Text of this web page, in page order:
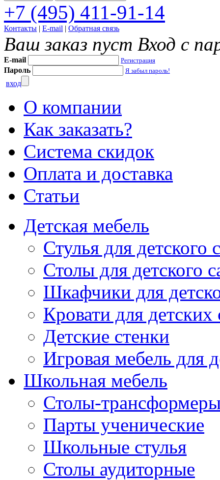
+7 (495) 411-91-14
Контакты | E-mail | Обратная связь
Ваш заказ пуст Вход с
E-mail Регистрация
Пароль Я забыл пароль!
вход
О компании
Как заказать?
Система скидок
Оплата и доставка
Статьи
Детская мебель
Стулья для детского
Столы для детского
Шкафчики для
Кровати для детских
Детские стенки
Игровая мебель для
Школьная мебель
Столы-
Парты ученические
Школьные стулья
Столы аудиторные